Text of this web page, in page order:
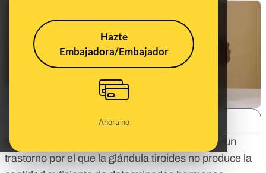
Hazte
Embajadora/Embajador
Ahora no
Ante un diagnóstico como el de hipotiroidismo, un
trastorno por el que la glándula tiroides no produce la